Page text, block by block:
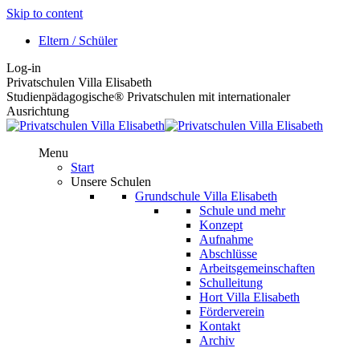
Skip to content
Eltern / Schüler
Log-in
Privatschulen Villa Elisabeth
Studienpädagogische® Privatschulen mit internationaler
Ausrichtung
Menu
Start
Unsere Schulen
Grundschule Villa Elisabeth
Schule und mehr
Konzept
Aufnahme
Abschlüsse
Arbeitsgemeinschaften
Schulleitung
Hort Villa Elisabeth
Förderverein
Kontakt
Archiv